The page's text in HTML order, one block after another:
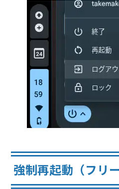
強制再起動（フリー